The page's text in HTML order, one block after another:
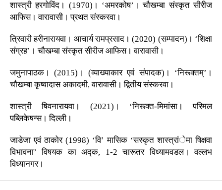
शास्त्री हरगोविंद। (1970)। ‘अमरकोष’। चौखम्बा संस्कृत सीरीज
आफिस। वारावासी। प्रथत संस्करवा।
त्रिवारी हरीनारायवा। आचार्य रामप्रसाद। (2020) (सम्पादन)। ‘शिक्षा
संग्रह’। चौखम्बा संस्कृत सीरीज आफिस। वारावासी।
जमुनापाठक। (2015)। (व्याख्याकार एवं संपादक)। ‘निरूक्तम्’।
चौखम्बा कृष्वादास अकादमी, वारावासी। द्वितीय संस्करवा।
शास्त्री षिवनारायवा। (2021)। ‘निरूक्त-मिमांसा। परिमल
पब्लिकेषन्स। दिल्ली।
जाडेजा एवं ठाकोर (1998) ‘वि’ मासिक ‘सस्कृत शास्त्रांेमा षिक्षवा
विभावना’ विषयक का अद्क, 1-2 चारूतर विध्यामवडल। वल्लभ
विध्यानगर।